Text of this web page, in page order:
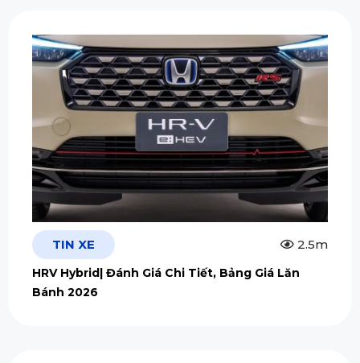
TIN XE 2.5m
HRV Hybrid| Đánh Giá Chi Tiết, Bảng Giá Lăn
Bánh 2026